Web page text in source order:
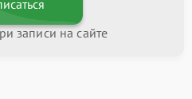
записи на сайте